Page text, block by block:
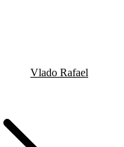
Vlado Rafael